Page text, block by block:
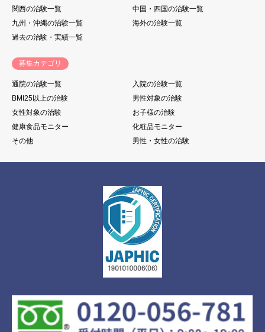
関西の治験一覧
中国・四国の治験一覧
九州・沖縄の治験一覧
海外の治験一覧
過去の治験・実績一覧
募集カテゴリ
通院の治験一覧
入院の治験一覧
BMI25以上の治験
男性対象の治験
女性対象の治験
お子様の治験
健康食品モニター
化粧品モニター
その他
男性・女性の治験